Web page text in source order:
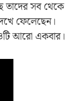
তাদের সব থেকে
ফেলেছেন।
আরো একবার।